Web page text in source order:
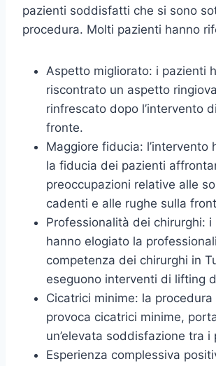
pazienti soddisfatti che si sono
procedura. Molti pazienti hanno
Aspetto migliorato: i pazienti
riscontrato un aspetto
rinfrescato dopo l’intervento
fronte.
Maggiore fiducia: l’intervento
la fiducia dei pazienti
preoccupazioni relative alle
cadenti e alle rughe sulla
Professionalità dei chirurghi: i
hanno elogiato la
competenza dei chirurghi in
eseguono interventi di lifting
Cicatrici minime: la procedura
provoca cicatrici minime,
un’elevata soddisfazione tra i
Esperienza complessiva